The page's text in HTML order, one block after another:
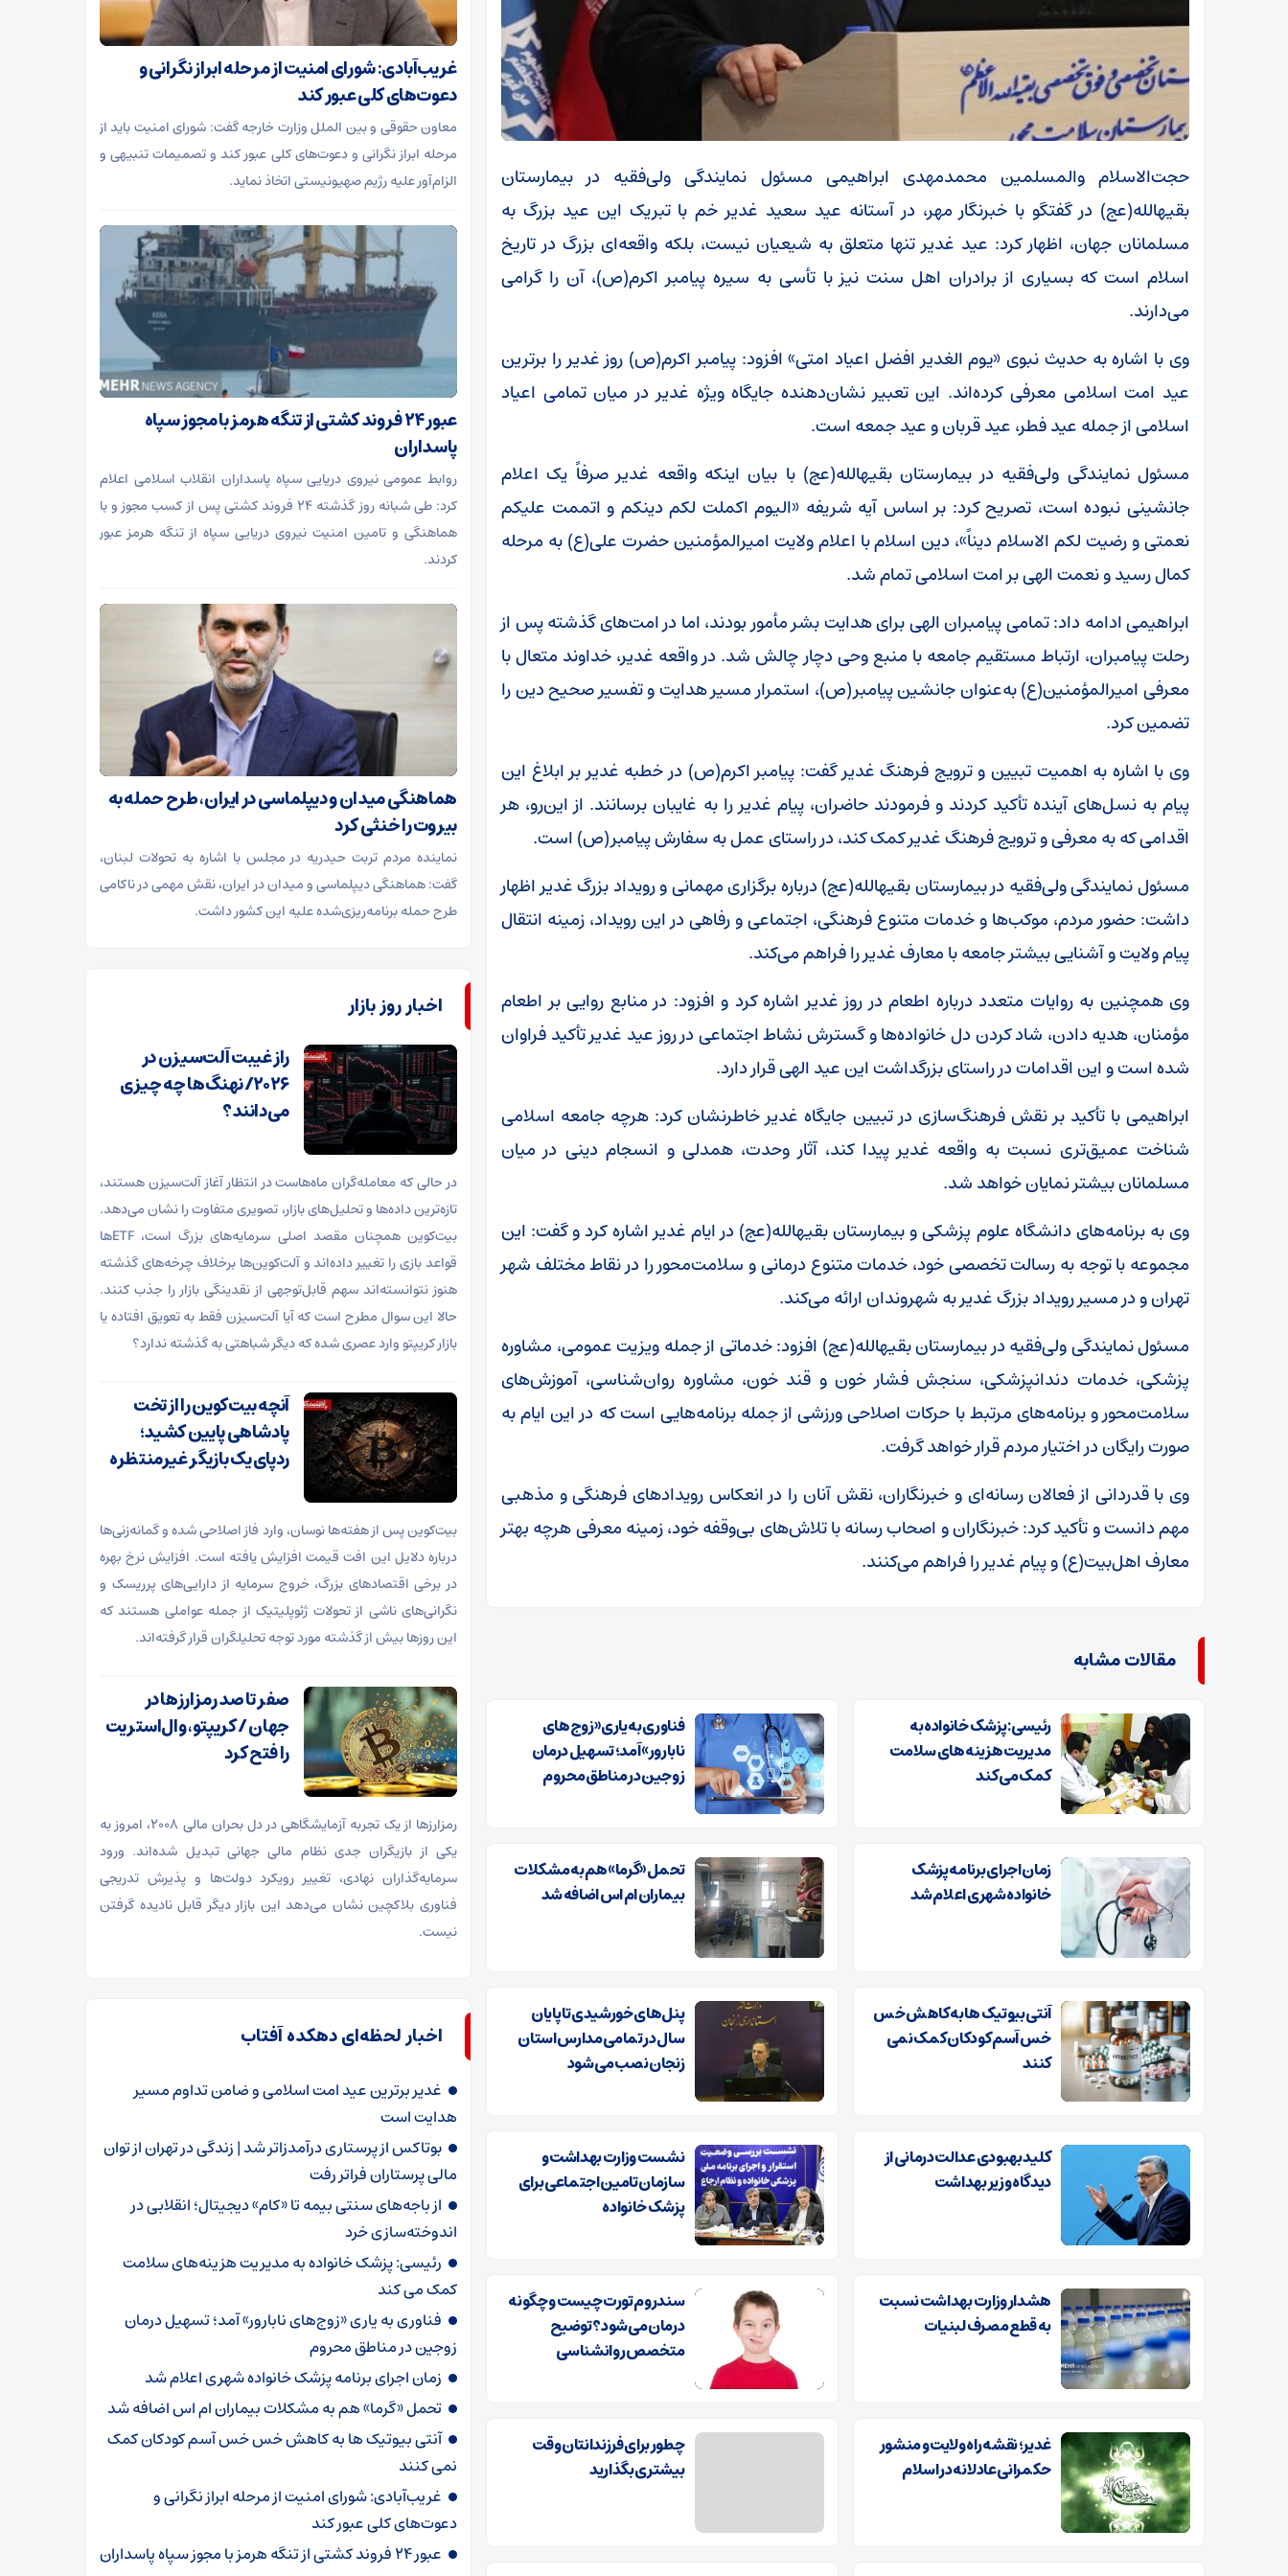
حجت‌الاسلام والمسلمین محمدمهدی ابراهیمی مسئول نمایندگی ولی‌فقیه در بیمارستان
بقیهالله(عج) در گفتگو با خبرنگار مهر، در آستانه عید سعید غدیر خم با تبریک این عید بزرگ به
مسلمانان جهان، اظهار کرد: عید غدیر تنها متعلق به شیعیان نیست، بلکه واقعه‌ای بزرگ در تاریخ
اسلام است که بسیاری از برادران اهل سنت نیز با تأسی به سیره پیامبر اکرم(ص)، آن را گرامی
می‌دارند.
وی با اشاره به حدیث نبوی «یوم الغدیر افضل اعیاد امتی» افزود: پیامبر اکرم(ص) روز غدیر را برترین
عید امت اسلامی معرفی کرده‌اند. این تعبیر نشان‌دهنده جایگاه ویژه غدیر در میان تمامی اعیاد
اسلامی از جمله عید فطر، عید قربان و عید جمعه است.
مسئول نمایندگی ولی‌فقیه در بیمارستان بقیهالله(عج) با بیان اینکه واقعه غدیر صرفاً یک اعلام
جانشینی نبوده است، تصریح کرد: بر اساس آیه شریفه «الیوم اکملت لکم دینکم و اتممت علیکم
نعمتی و رضیت لکم الاسلام دیناً»، دین اسلام با اعلام ولایت امیرالمؤمنین حضرت علی(ع) به مرحله
کمال رسید و نعمت الهی بر امت اسلامی تمام شد.
ابراهیمی ادامه داد: تمامی پیامبران الهی برای هدایت بشر مأمور بودند، اما در امت‌های گذشته پس از
رحلت پیامبران، ارتباط مستقیم جامعه با منبع وحی دچار چالش شد. در واقعه غدیر، خداوند متعال با
معرفی امیرالمؤمنین(ع) به‌عنوان جانشین پیامبر(ص)، استمرار مسیر هدایت و تفسیر صحیح دین را
تضمین کرد.
وی با اشاره به اهمیت تبیین و ترویج فرهنگ غدیر گفت: پیامبر اکرم(ص) در خطبه غدیر بر ابلاغ این
پیام به نسل‌های آینده تأکید کردند و فرمودند حاضران، پیام غدیر را به غایبان برسانند. از این‌رو، هر
اقدامی که به معرفی و ترویج فرهنگ غدیر کمک کند، در راستای عمل به سفارش پیامبر(ص) است.
مسئول نمایندگی ولی‌فقیه در بیمارستان بقیهالله(عج) درباره برگزاری مهمانی و رویداد بزرگ غدیر اظهار
داشت: حضور مردم، موکب‌ها و خدمات متنوع فرهنگی، اجتماعی و رفاهی در این رویداد، زمینه انتقال
پیام ولایت و آشنایی بیشتر جامعه با معارف غدیر را فراهم می‌کند.
وی همچنین به روایات متعدد درباره اطعام در روز غدیر اشاره کرد و افزود: در منابع روایی بر اطعام
مؤمنان، هدیه دادن، شاد کردن دل خانواده‌ها و گسترش نشاط اجتماعی در روز عید غدیر تأکید فراوان
شده است و این اقدامات در راستای بزرگداشت این عید الهی قرار دارد.
ابراهیمی با تأکید بر نقش فرهنگ‌سازی در تبیین جایگاه غدیر خاطرنشان کرد: هرچه جامعه اسلامی
شناخت عمیق‌تری نسبت به واقعه غدیر پیدا کند، آثار وحدت، همدلی و انسجام دینی در میان
مسلمانان بیشتر نمایان خواهد شد.
وی به برنامه‌های دانشگاه علوم پزشکی و بیمارستان بقیهالله(عج) در ایام غدیر اشاره کرد و گفت: این
مجموعه با توجه به رسالت تخصصی خود، خدمات متنوع درمانی و سلامت‌محور را در نقاط مختلف شهر
تهران و در مسیر رویداد بزرگ غدیر به شهروندان ارائه می‌کند.
مسئول نمایندگی ولی‌فقیه در بیمارستان بقیهالله(عج) افزود: خدماتی از جمله ویزیت عمومی، مشاوره
پزشکی، خدمات دندانپزشکی، سنجش فشار خون و قند خون، مشاوره روان‌شناسی، آموزش‌های
سلامت‌محور و برنامه‌های مرتبط با حرکات اصلاحی ورزشی از جمله برنامه‌هایی است که در این ایام به
صورت رایگان در اختیار مردم قرار خواهد گرفت.
وی با قدردانی از فعالان رسانه‌ای و خبرنگاران، نقش آنان را در انعکاس رویدادهای فرهنگی و مذهبی
مهم دانست و تأکید کرد: خبرنگاران و اصحاب رسانه با تلاش‌های بی‌وقفه خود، زمینه معرفی هرچه بهتر
معارف اهل‌بیت(ع) و پیام غدیر را فراهم می‌کنند.
مقالات مشابه
رئیسی: پزشک خانواده به
مدیریت هزینه‌های سلامت
کمک می کند
فناوری به یاری «زوج‌های
نابارور» آمد؛ تسهیل درمان
زوجین در مناطق محروم
زمان اجرای برنامه پزشک
خانواده شهری اعلام شد
تحمل «گرما» هم به مشکلات
بیماران ام اس اضافه شد
آنتی بیوتیک ها به کاهش خس
خس آسم کودکان کمک نمی
کنند
پنل‌های خورشیدی تا پایان
سال در تمامی مدارس استان
زنجان نصب می شود
کلید بهبودی عدالت درمانی از
دیدگاه وزیر بهداشت
نشست وزارت بهداشت و
سازمان تامین اجتماعی برای
پزشک خانواده
هشدار وزارت بهداشت نسبت
به قطع مصرف لبنیات
سندروم تورت چیست و چگونه
درمان می‌شود؟ توضیح
متخصص روانشناسی
غدیر؛ نقشه راه ولایت و منشور
حکمرانی عادلانه در اسلام
چطور برای فرزندانتان وقت
بیشتری بگذارید
غریب‌آبادی: شورای امنیت از مرحله ابراز نگرانی و
دعوت‌های کلی عبور کند
معاون حقوقی و بین الملل وزارت خارجه گفت: شورای امنیت باید از
مرحله ابراز نگرانی و دعوت‌های کلی عبور کند و تصمیمات تنبیهی و
الزام‌آور علیه رژیم صهیونیستی اتخاذ نماید.
عبور ۲۴ فروند کشتی از تنگه هرمز با مجوز سپاه
پاسداران
روابط عمومی نیروی دریایی سپاه پاسداران انقلاب اسلامی اعلام
کرد: طی شبانه روز گذشته ۲۴ فروند کشتی پس از کسب مجوز و با
هماهنگی و تامین امنیت نیروی دریایی سپاه از تنگه هرمز عبور
کردند.
هماهنگی میدان و دیپلماسی در ایران، طرح حمله به
بیروت را خنثی کرد
نماینده مردم تربت حیدریه در مجلس با اشاره به تحولات لبنان،
گفت: هماهنگی دیپلماسی و میدان در ایران، نقش مهمی در ناکامی
طرح حمله برنامه‌ریزی‌شده علیه این کشور داشت.
اخبار روز بازار
راز غیبت آلت‌سیزن در
۲۰۲۶/ نهنگ‌ها چه چیزی
می‌دانند؟
در حالی که معامله‌گران ماه‌هاست در انتظار آغاز آلت‌سیزن هستند،
تازه‌ترین داده‌ها و تحلیل‌های بازار، تصویری متفاوت را نشان می‌دهد.
بیت‌کوین همچنان مقصد اصلی سرمایه‌های بزرگ است، ETFها
قواعد بازی را تغییر داده‌اند و آلت‌کوین‌ها برخلاف چرخه‌های گذشته
هنوز نتوانسته‌اند سهم قابل‌توجهی از نقدینگی بازار را جذب کنند.
حالا این سوال مطرح است که آیا آلت‌سیزن فقط به تعویق افتاده یا
بازار کریپتو وارد عصری شده که دیگر شباهتی به گذشته ندارد؟
آنچه بیت‌کوین را از تخت
پادشاهی پایین کشید؛
ردپای یک بازیگر غیرمنتظره
بیت‌کوین پس از هفته‌ها نوسان، وارد فاز اصلاحی شده و گمانه‌زنی‌ها
درباره دلایل این افت قیمت افزایش یافته است. افزایش نرخ بهره
در برخی اقتصادهای بزرگ، خروج سرمایه از دارایی‌های پرریسک و
نگرانی‌های ناشی از تحولات ژئوپلیتیک از جمله عواملی هستند که
این روزها بیش از گذشته مورد توجه تحلیلگران قرار گرفته‌اند.
صفر تا صد رمزارزها در
جهان / کریپتو، وال‌استریت
را فتح کرد
رمزارزها از یک تجربه آزمایشگاهی در دل بحران مالی ۲۰۰۸، امروز به
یکی از بازیگران جدی نظام مالی جهانی تبدیل شده‌اند. ورود
سرمایه‌گذاران نهادی، تغییر رویکرد دولت‌ها و پذیرش تدریجی
فناوری بلاکچین نشان می‌دهد این بازار دیگر قابل نادیده گرفتن
نیست.
اخبار لحظه‌ای دهکده آفتاب
غدیر برترین عید امت اسلامی و ضامن تداوم مسیر
هدایت است
بوتاکس از پرستاری درآمدزاتر شد | زندگی در تهران از توان
مالی پرستاران فراتر رفت
از باجه‌های سنتی بیمه تا «کام» دیجیتال؛ انقلابی در
اندوخته‌سازی خرد
رئیسی: پزشک خانواده به مدیریت هزینه‌های سلامت
کمک می کند
فناوری به یاری «زوج‌های نابارور» آمد؛ تسهیل درمان
زوجین در مناطق محروم
زمان اجرای برنامه پزشک خانواده شهری اعلام شد
تحمل «گرما» هم به مشکلات بیماران ام اس اضافه شد
آنتی بیوتیک ها به کاهش خس خس آسم کودکان کمک
نمی کنند
غریب‌آبادی: شورای امنیت از مرحله ابراز نگرانی و
دعوت‌های کلی عبور کند
عبور ۲۴ فروند کشتی از تنگه هرمز با مجوز سپاه پاسداران